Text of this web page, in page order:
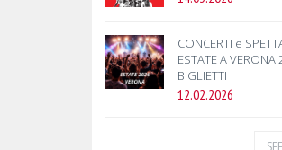
CONCERTI e
ESTATE A VERONA
BIGLIETTI
12.02.2026